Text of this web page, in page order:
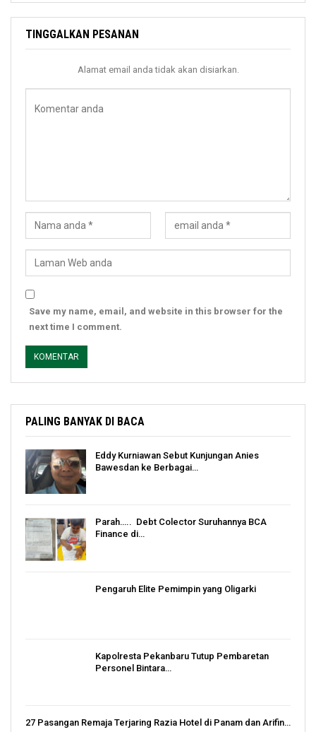
TINGGALKAN PESANAN
Alamat email anda tidak akan disiarkan.
Save my name, email, and website in this browser for the
next time I comment.
PALING BANYAK DI BACA
Eddy Kurniawan Sebut Kunjungan Anies
Bawesdan ke Berbagai…
Parah….. Debt Colector Suruhannya BCA
Finance di…
Pengaruh Elite Pemimpin yang Oligarki
Kapolresta Pekanbaru Tutup Pembaretan
Personel Bintara…
27 Pasangan Remaja Terjaring Razia Hotel di Panam dan Arifin…